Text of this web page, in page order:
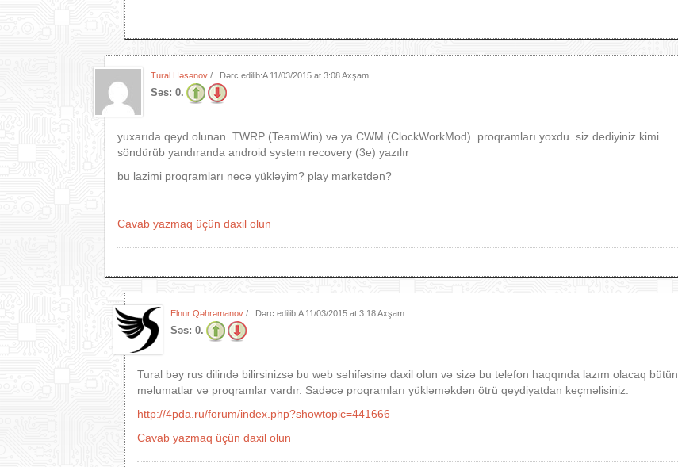
Tural Həsənov / . Dərc edilib:A 11/03/2015 at 3:08 Axşam
Səs: 0.
yuxarıda qeyd olunan TWRP (TeamWin) və ya CWM (ClockWorkMod) proqramları yoxdu siz dediyiniz kimi
söndürüb yandıranda android system recovery (3e) yazılır
bu lazimi proqramları necə yükləyim? play marketdən?
Cavab yazmaq üçün daxil olun
Elnur Qəhrəmanov / . Dərc edilib:A 11/03/2015 at 3:18 Axşam
Səs: 0.
Tural bəy rus dilində bilirsinizsə bu web səhifəsinə daxil olun və sizə bu telefon haqqında lazım olacaq bütün
məlumatlar və proqramlar vardır. Sadəcə proqramları yükləməkdən ötrü qeydiyatdan keçməlisiniz.
http://4pda.ru/forum/index.php?showtopic=441666
Cavab yazmaq üçün daxil olun